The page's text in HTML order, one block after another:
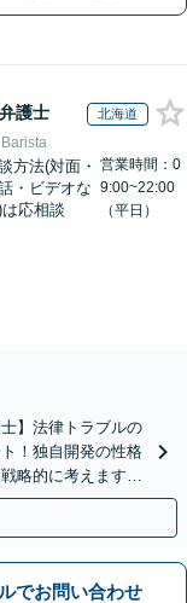
弁護士 北海道
方法(対面・
・ビデオな
は応相談
営業時間：0
9:00~22:00
（平日）
】法律トラブルの
！独自開発の性格
略的に考えます！
でお問い合わせ